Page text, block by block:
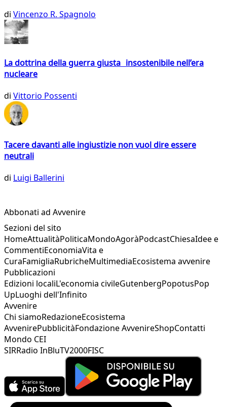
di Vincenzo R. Spagnolo
La dottrina della guerra giusta insostenibile nell’era
nucleare
di Vittorio Possenti
Tacere davanti alle ingiustizie non vuol dire essere
neutrali
di Luigi Ballerini
Abbonati ad Avvenire
Sezioni del sito
HomeAttualitàPoliticaMondoAgoràPodcastChiesaIdee e
CommentiEconomiaVita e
CuraFamigliaRubricheMultimediaEcosistema avvenire
Pubblicazioni
Edizioni localiL'economia civileGutenbergPopotusPop
UpLuoghi dell'Infinito
Avvenire
Chi siamoRedazioneEcosistema
AvvenirePubblicitàFondazione AvvenireShopContatti
Mondo CEI
SIRRadio InBluTV2000FISC